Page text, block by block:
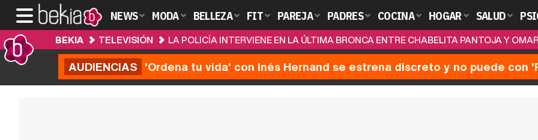
NEWS MODA BELLEZA FIT PAREJA PADRES COCINA HOGAR SALUD
BEKIA TELEVISIÓN LA POLICÍA INTERVIENE EN LA ÚLTIMA BRONCA ENTRE CHABELITA PANTOJA Y
AUDIENCIAS 'Ordena tu vida' con Inés Hernand se estrena discreto y no puede con